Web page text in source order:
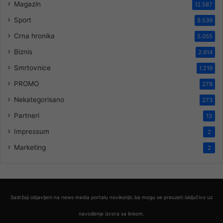
Magazin 12.587
Sport 8.539
Crna hronika 5.055
Biznis 2.914
Smrtovnice 1.219
PROMO 278
Nekategorisano 273
Partneri 13
Impressum 2
Marketing 2
Sadržaji objavljeni na news media portalu novikonjic.ba mogu se preuzeti isključivo uz
navođenje izvora sa linkom.